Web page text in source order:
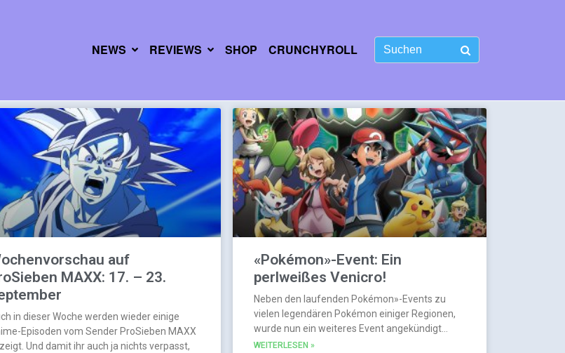
NEWS REVIEWS SHOP CRUNCHYROLL
auf
MAXX: 17. – 23.
in dieser Woche werden wieder einige
Episoden vom Sender ProSieben MAXX
Und damit ihr auch ja nichts verpasst,
«Pokémon»-Event: Ein
perlweißes Venicro!
Neben den laufenden Pokémon»-Events zu
vielen legendären Pokémon einiger Regionen,
wurde nun ein weiteres Event angekündigt…
WEITERLESEN »